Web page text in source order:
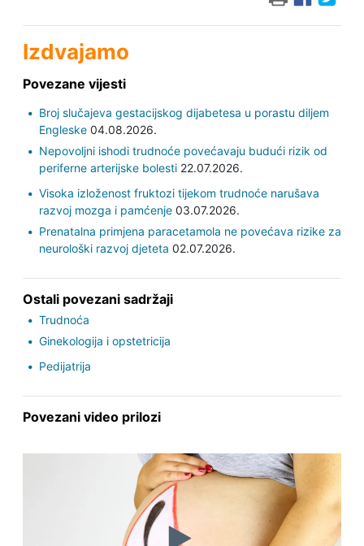
Izdvajamo
Povezane vijesti
Broj slučajeva gestacijskog dijabetesa u porastu diljem
Engleske04.08.2026.
Nepovoljni ishodi trudnoće povećavaju budući rizik od
periferne arterijske bolesti22.07.2026.
Visoka izloženost fruktozi tijekom trudnoće narušava
razvoj mozga i pamćenje03.07.2026.
Prenatalna primjena paracetamola ne povećava rizike za
neurološki razvoj djeteta 02.07.2026.
Ostali povezani sadržaji
Trudnoća
Ginekologija i opstetricija
Pedijatrija
Povezani video prilozi